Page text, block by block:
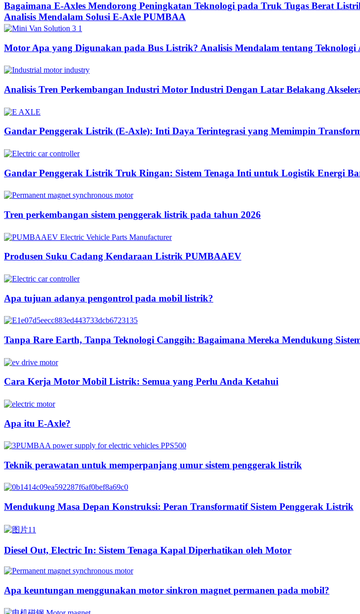
Bagaimana E-Axles Mendorong Peningkatan Teknologi pada Truk Tugas Berat
Analisis Mendalam Solusi E-Axle PUMBAA
Motor Apa yang Digunakan pada Bus Listrik? Analisis Mendalam tentang
Analisis Tren Perkembangan Industri Motor Industri Dengan Latar Belakang
Gandar Penggerak Listrik (E-Axle): Inti Daya Terintegrasi yang Memimpin
Gandar Penggerak Listrik Truk Ringan: Sistem Tenaga Inti untuk Logistik Energi
Tren perkembangan sistem penggerak listrik pada tahun 2026
Produsen Suku Cadang Kendaraan Listrik PUMBAAEV
Apa tujuan adanya pengontrol pada mobil listrik?
Tanpa Rare Earth, Tanpa Teknologi Canggih: Bagaimana Mereka Mendukung
Cara Kerja Motor Mobil Listrik: Semua yang Perlu Anda Ketahui
Apa itu E-Axle?
Teknik perawatan untuk memperpanjang umur sistem penggerak listrik
Mendukung Masa Depan Konstruksi: Peran Transformatif Sistem Penggerak Listrik
Diesel Out, Electric In: Sistem Tenaga Kapal Diperhatikan oleh Motor
Apa keuntungan menggunakan motor sinkron magnet permanen pada mobil?